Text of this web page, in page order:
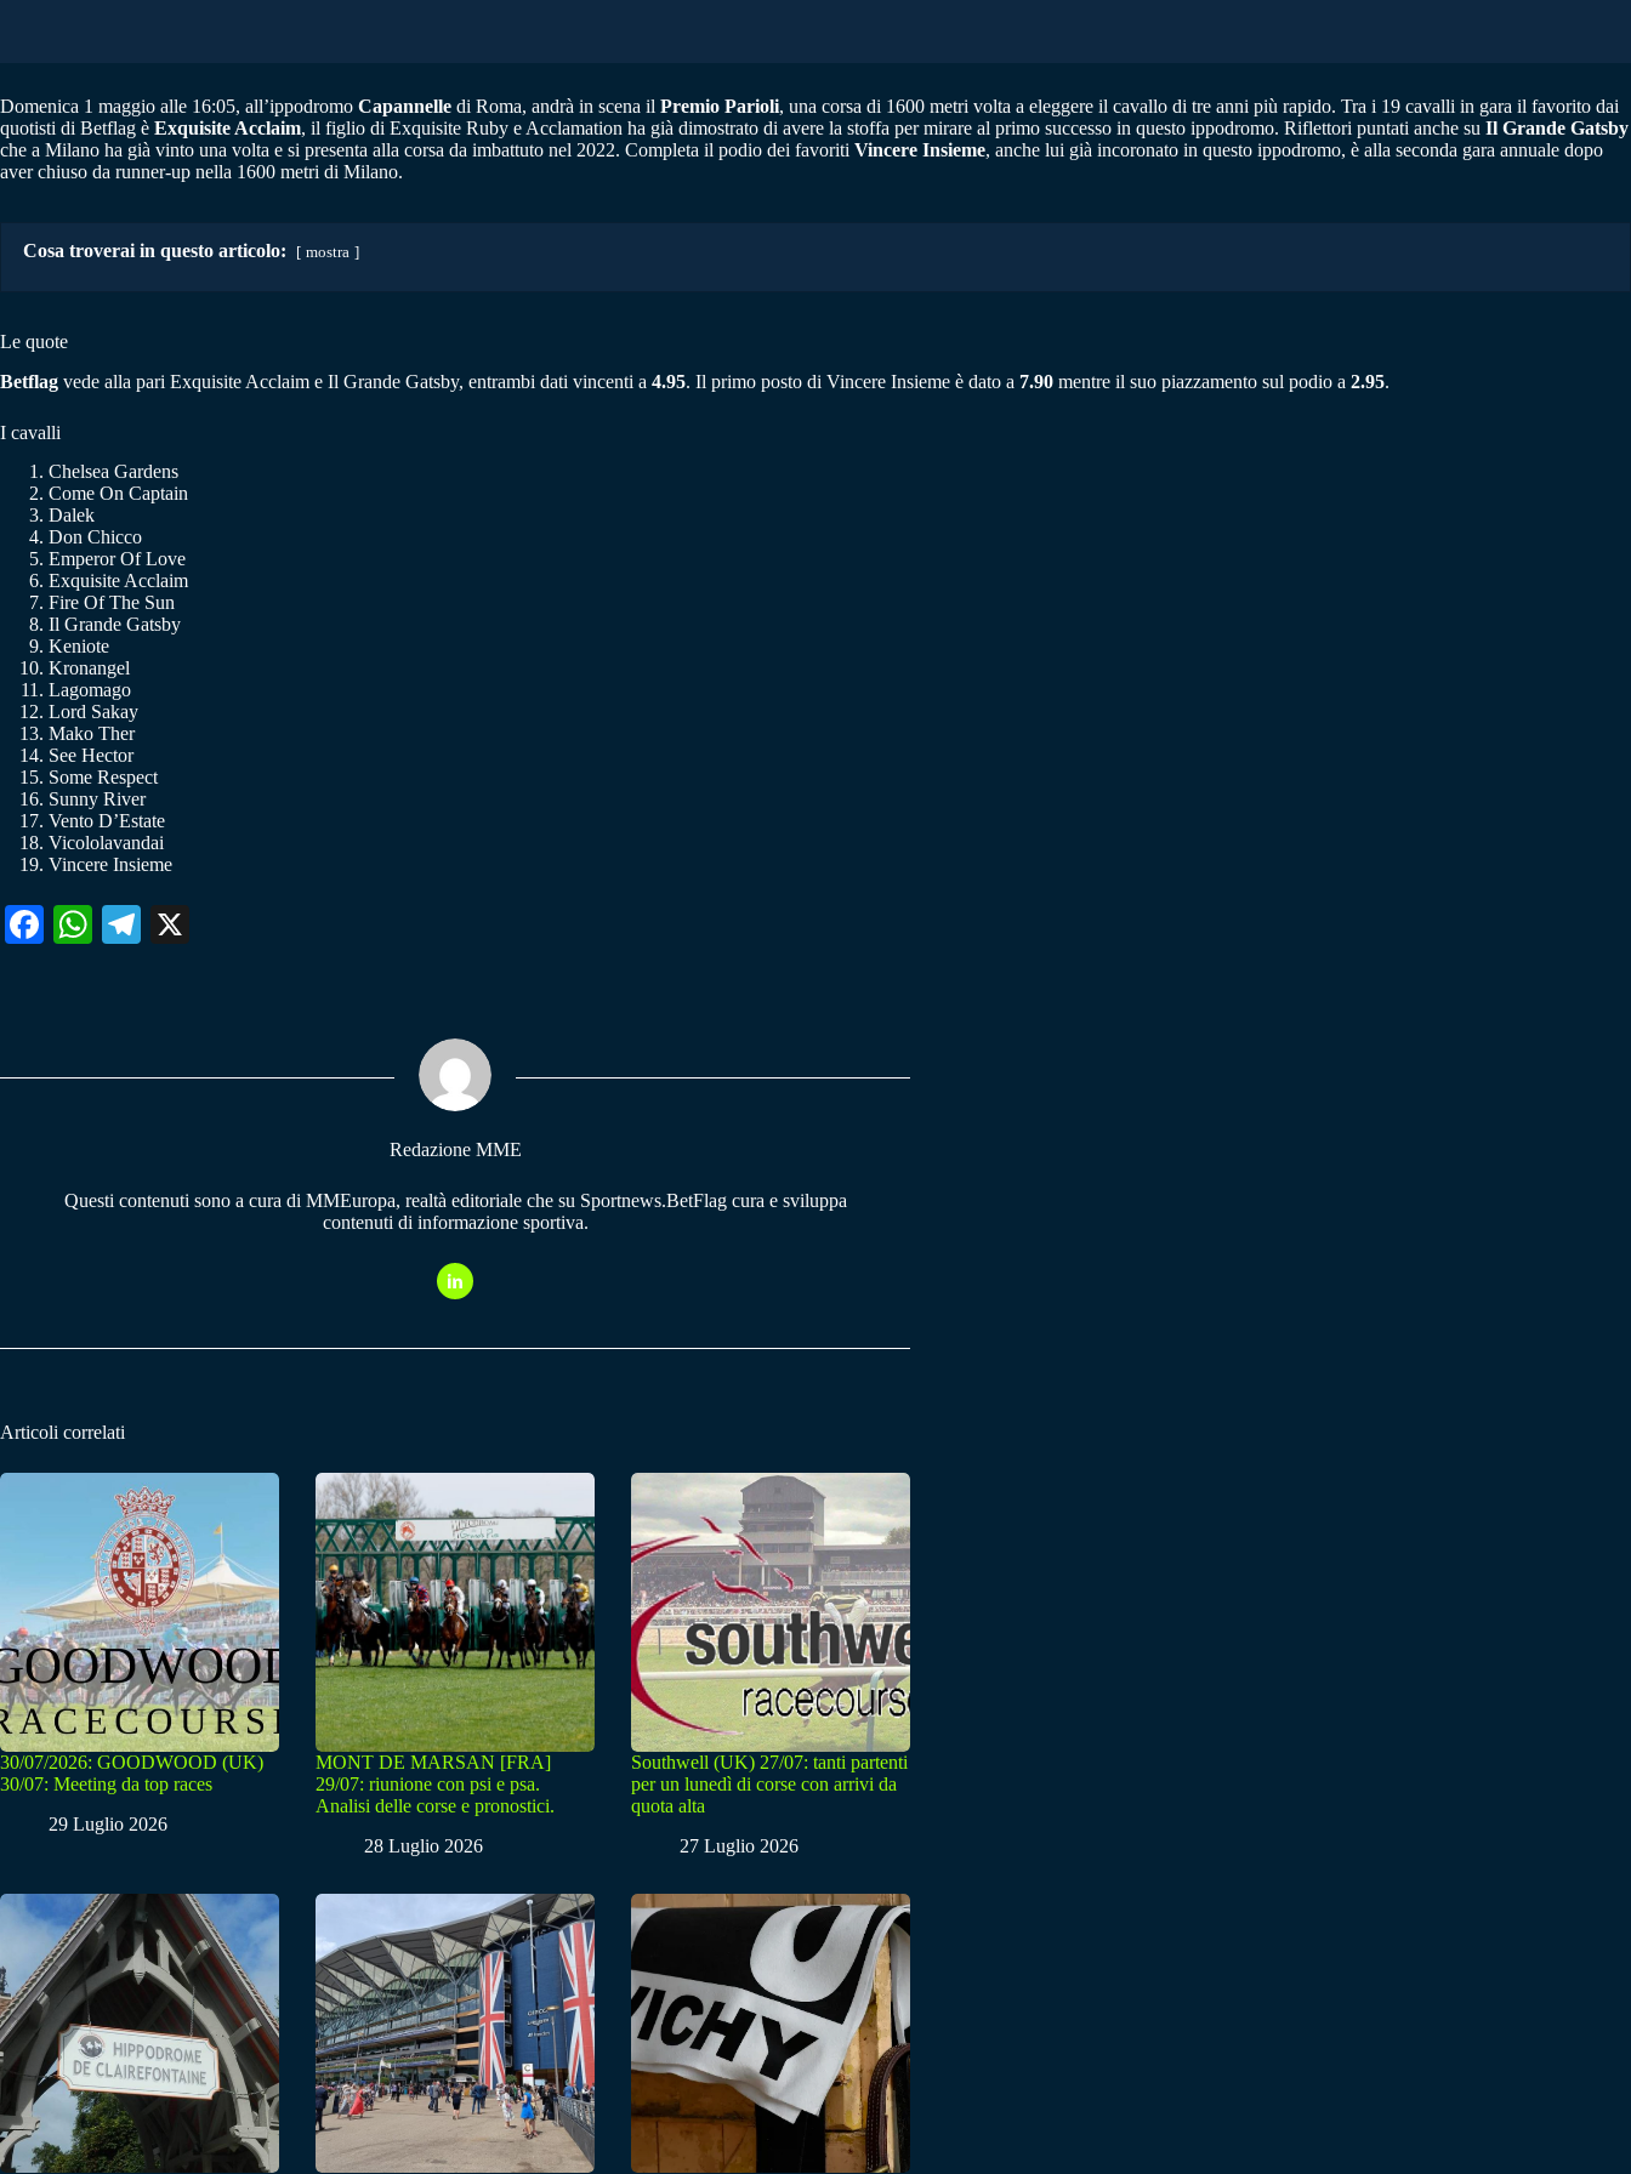
Domenica 1 maggio alle 16:05, all’ippodromo Capannelle di Roma, andrà in scena il Premio Parioli, una corsa di 1600 metri volta a eleggere il cavallo di tre anni più rapido. Tra i 19 cavalli in gara il favorito dai
quotisti di Betflag è Exquisite Acclaim, il figlio di Exquisite Ruby e Acclamation ha già dimostrato di avere la stoffa per mirare al primo successo in questo ippodromo. Riflettori puntati anche su Il Grande Gatsby
che a Milano ha già vinto una volta e si presenta alla corsa da imbattuto nel 2022. Completa il podio dei favoriti Vincere Insieme, anche lui già incoronato in questo ippodromo, è alla seconda gara annuale dopo
aver chiuso da runner-up nella 1600 metri di Milano.
Cosa troverai in questo articolo: mostra
Le quote
Betflag vede alla pari Exquisite Acclaim e Il Grande Gatsby, entrambi dati vincenti a 4.95. Il primo posto di Vincere Insieme è dato a 7.90 mentre il suo piazzamento sul podio a 2.95.
I cavalli
Chelsea Gardens
Come On Captain
Dalek
Don Chicco
Emperor Of Love
Exquisite Acclaim
Fire Of The Sun
Il Grande Gatsby
Keniote
Kronangel
Lagomago
Lord Sakay
Mako Ther
See Hector
Some Respect
Sunny River
Vento D’Estate
Vicololavandai
Vincere Insieme
Fa W
pp
Te
m
Redazione MME
Questi contenuti sono a cura di MMEuropa, realtà editoriale che su Sportnews.BetFlag cura e sviluppa
contenuti di informazione sportiva.
Articoli correlati
30/07/2026: GOODWOOD (UK)
30/07: Meeting da top races
29 Luglio 2026
MONT DE MARSAN [FRA]
29/07: riunione con psi e psa.
Analisi delle corse e pronostici.
28 Luglio 2026
Southwell (UK) 27/07: tanti partenti
per un lunedì di corse con arrivi da
quota alta
27 Luglio 2026